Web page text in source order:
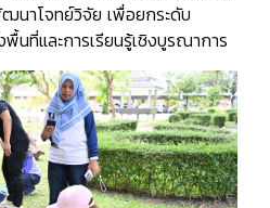
นาโจทย์วิจัย เพื่อยกระดับ
นที่และการเรียนรู้เชิงบูรณาการ